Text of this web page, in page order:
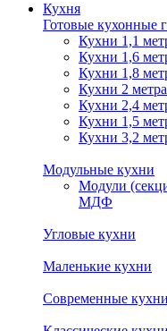
Кухня
Готовые кухонные
Кухни 1,1
Кухни 1,6
Кухни 1,8
Кухни 2 метра
Кухни 2,4
Кухни 1,5
Кухни 3,2
Модульные кухни
Модули
МДФ
Угловые кухни
Маленькие кухни
Современные кухни